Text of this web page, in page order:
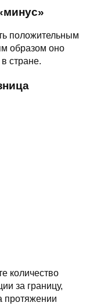
положительным
образом оно
стране.
количество
за границу,
протяжении